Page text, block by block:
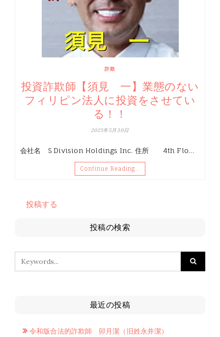
詐欺
投資詐欺師【須見 一】業態のない
フィリピン法人に投資をさせてい
る！！
2025年5月30日
会社名 S Division Holdings Inc. 住所 4th Flo…
Continue Reading…
投稿する
投稿の検索
最近の投稿
令和版合法的詐欺師 卯月潔（旧姓永井潔）